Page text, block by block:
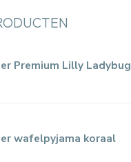
Premium Lilly Ladybug
wafelpyjama koraal